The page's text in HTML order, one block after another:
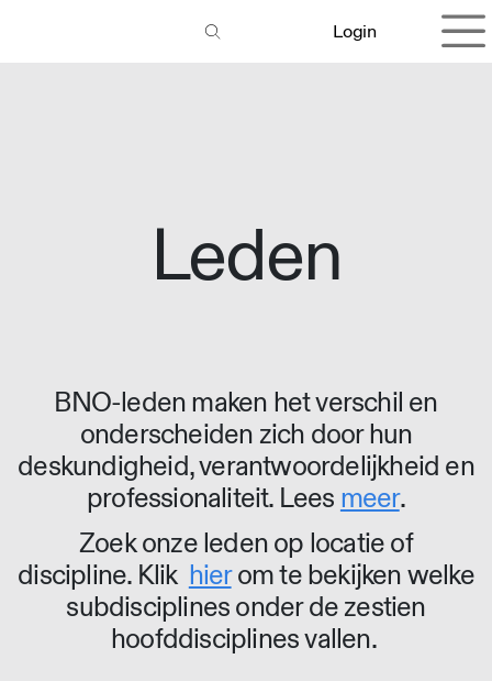
Login
Leden
BNO-leden maken het verschil en
onderscheiden zich door hun
deskundigheid, verantwoordelijkheid en
professionaliteit. Lees meer.
Zoek onze leden op locatie of
discipline. Klik hierom te bekijken welke
subdisciplines onder de zestien
hoofddisciplines vallen.